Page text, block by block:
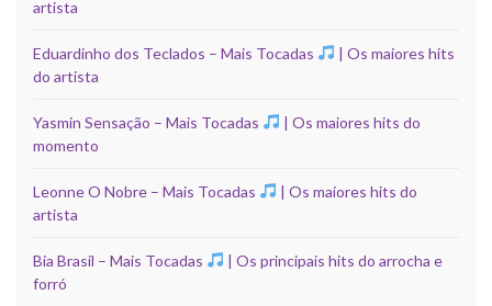
artista
Eduardinho dos Teclados – Mais Tocadas
| Os maiores hits
do artista
Yasmin Sensação – Mais Tocadas
| Os maiores hits do
momento
Leonne O Nobre – Mais Tocadas
| Os maiores hits do
artista
Bia Brasil – Mais Tocadas
| Os principais hits do arrocha e
forró